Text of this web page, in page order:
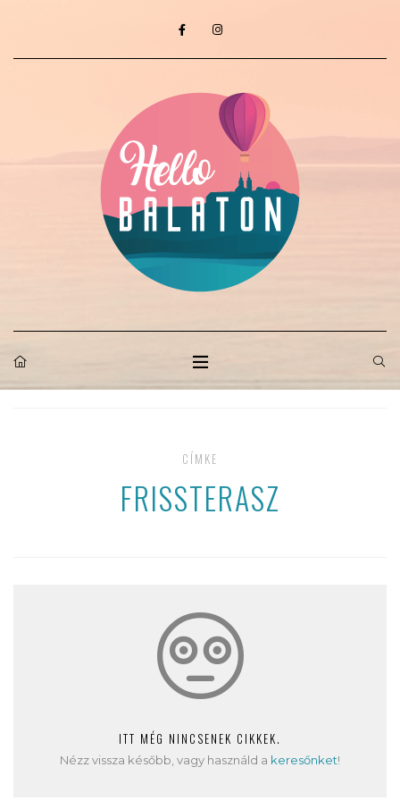
CÍMKE
FRISSTERASZ
ITT MÉG NINCSENEK CIKKEK.
Nézz vissza később, vagy használd a keresőnket!